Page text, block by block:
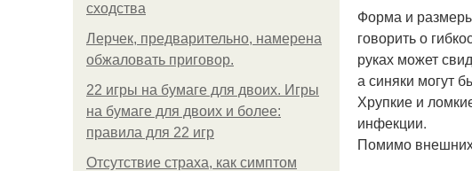
сходства
Лерчек, предварительно, намерена
обжаловать приговор.
22 игры на бумаге для двоих. Игры
на бумаге для двоих и более:
правила для 22 игр
Отсутствие страха, как симптом
Форма и
говорить о
руках может
а синяки могут
Хрупкие и
инфекции.
Помимо внешних